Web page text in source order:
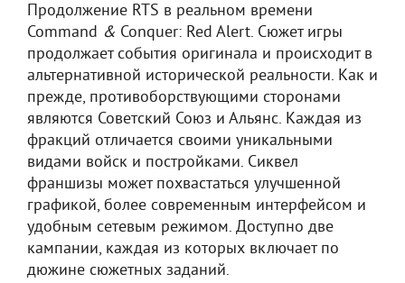
Продолжение RTS в реальном времени
Command & Conquer: Red Alert. Сюжет игры
продолжает события оригинала и происходит в
альтернативной исторической реальности. Как и
прежде, противоборствующими сторонами
являются Советский Союз и Альянс. Каждая из
фракций отличается своими уникальными
видами войск и постройками. Сиквел
франшизы может похвастаться улучшенной
графикой, более современным интерфейсом и
удобным сетевым режимом. Доступно две
кампании, каждая из которых включает по
дюжине сюжетных заданий.